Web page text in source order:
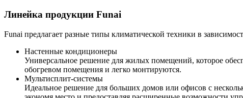
Линейка продукции Funai
Funai предлагает разные типы климатической техники в
Настенные кондиционеры
Универсальное решение для жилых помещений, которое
обогревом помещения и легко монтируются.
Мультисплит-системы
Идеальное решение для больших домов или офисов с